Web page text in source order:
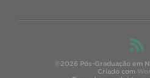
©2026 Pós-Graduação em
Criado com